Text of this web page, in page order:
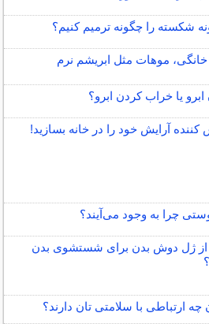
شکسته را چگونه ترمیم کنیم؟
خانگی، موهات مثل ابریشم نرم
یا خراب کردن ابرو؟
آرایش خود را در خانه بسازید!
چرا به وجود می‌آیند؟
از ژل دوش بدن برای شستشوی بدن
چه ارتباطی با سلامتی تان دارند؟